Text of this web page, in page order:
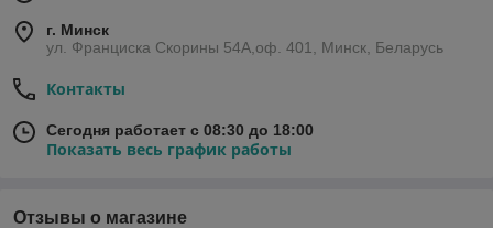
г. Минск
ул. Франциска Скорины 54А,оф. 401, Минск, Беларусь
Контакты
Сегодня работает с 08:30 до 18:00
Показать весь график работы
Отзывы о магазине